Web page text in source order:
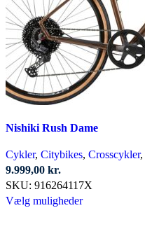
vælges
på
varesiden
Nishiki Rush Dame
Cykler, Citybikes, Crosscykler,
9.999,00 kr.
SKU: 916264117X
Vælg mulighederDette